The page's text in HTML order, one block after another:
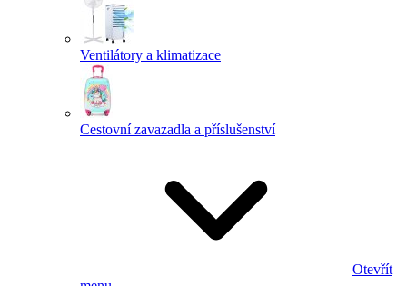
Ventilátory a klimatizace
Cestovní zavazadla a příslušenství
Otevřít